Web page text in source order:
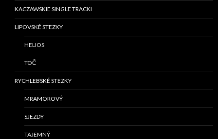
KACZAWSKIE SINGLE TRACKI
LIPOVSKÉ STEZKY
HELIOS
TOČ
RYCHLEBSKÉ STEZKY
MRAMOROVÝ
SJEZDY
TAJEMNÝ